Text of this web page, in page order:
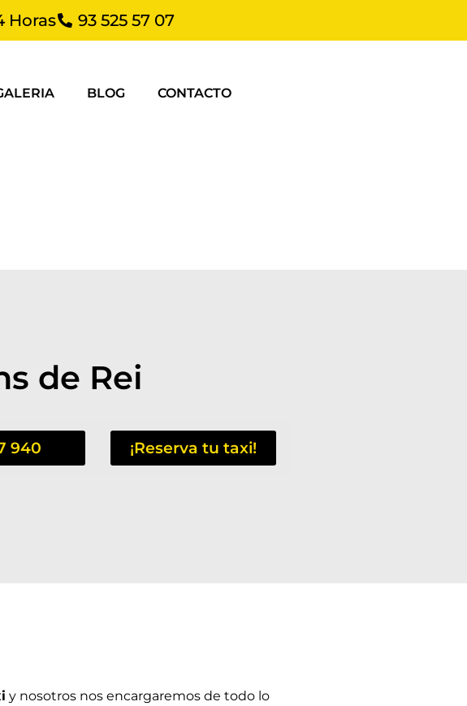
Horas 93 525 57 07
BLOG CONTACTO
de Rei
940 ¡Reserva tu taxi!
y nosotros nos encargaremos de todo lo